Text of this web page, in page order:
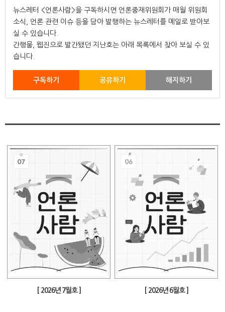
뉴스레터 <언론사람>을 구독하시면 언론중재위원회가 매월 위원회
소식, 언론 관련 이슈 등을 담아 발행하는 뉴스레터를 메일로 받아보
실 수 있습니다.
간행물, 웹진으로 발간됐던 지난호는 아래 목록에서 찾아 보실 수 있
습니다.
구독하기 공유하기 해지하기
[ 2026년 7월호 ] [ 2026년 6월호 ]